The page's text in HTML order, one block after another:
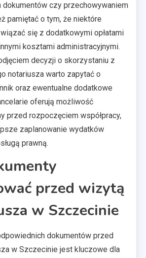
czy przechowywaniem
pamiętać o tym, że niektóre
się z dodatkowymi opłatami
kosztami administracyjnymi.
decyzji o skorzystaniu z
notariusza warto zapytać o
oraz ewentualne dodatkowe
oferują możliwość
przed rozpoczęciem współpracy,
zaplanowanie wydatków
prawną.
przed wizytą
w Szczecinie
dokumentów przed
w Szczecinie jest kluczowe dla